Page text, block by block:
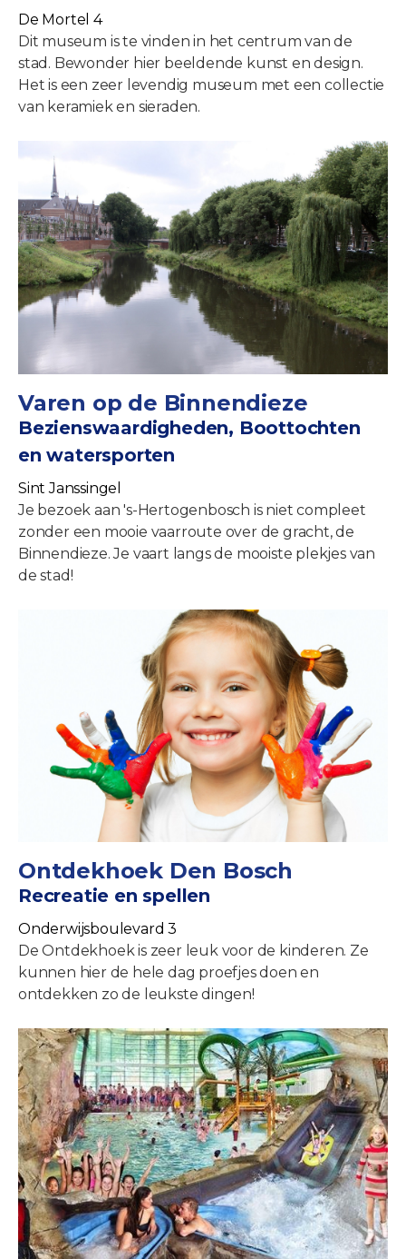
De Mortel 4
Dit museum is te vinden in het centrum van de
stad. Bewonder hier beeldende kunst en design.
Het is een zeer levendig museum met een collectie
van keramiek en sieraden.
Varen op de Binnendieze
Bezienswaardigheden, Boottochten
en watersporten
Sint Janssingel
Je bezoek aan 's-Hertogenbosch is niet compleet
zonder een mooie vaarroute over de gracht, de
Binnendieze. Je vaart langs de mooiste plekjes van
de stad!
Ontdekhoek Den Bosch
Recreatie en spellen
Onderwijsboulevard 3
De Ontdekhoek is zeer leuk voor de kinderen. Ze
kunnen hier de hele dag proefjes doen en
ontdekken zo de leukste dingen!